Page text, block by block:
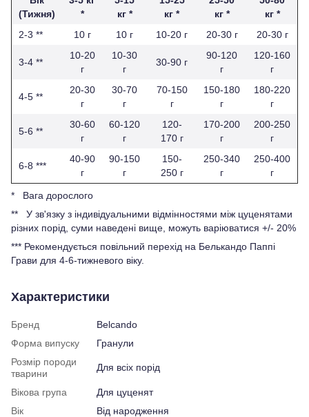
(Тижня)
*
кг *
кг *
кг *
кг *
2-3 **
10 г 10 г 10-20 г 20-30 г 20-30 г
3-4 **
10-20
г
10-30
г
30-90 г
90-120
г
120-160
г
4-5 **
20-30
г
30-70
г
70-150
г
150-180
г
180-220
г
5-6 **
30-60
г
60-120
г
120-
170 г
170-200
г
200-250
г
6-8 ***
40-90
г
90-150
г
150-
250 г
250-340
г
250-400
г
* Вага дорослого
** У зв'язку з індивідуальними відмінностями між цуценятами
різних порід, суми наведені вище, можуть варіюватися +/- 20%
*** Рекомендується повільний перехід на Белькандо Паппі
Грави для 4-6-тижневого віку.
Характеристики
Бренд
Belcando
Форма випуску
Гранули
Розмір породи
тварини
Для всіх порід
Вікова група
Для цуценят
Вік
Від народження